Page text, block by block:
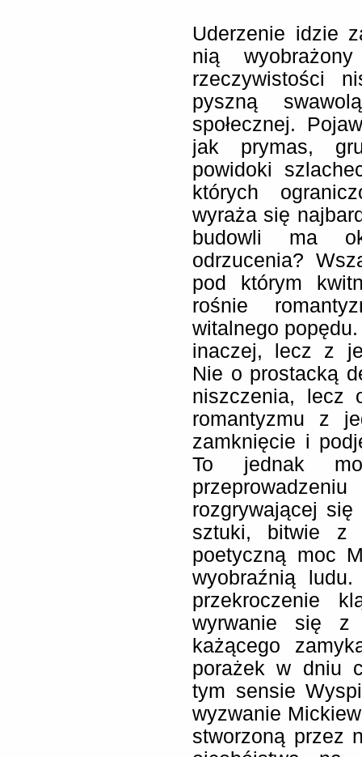
Uderzenie idzie
nią
rzeczywistości
pyszną
społecznej.
jak prymas,
powidoki
których
wyraża się
budowli ma
odrzucenia?
pod którym
rośnie
witalnego
inaczej, lecz z
Nie o prostacką
niszczenia, lecz
romantyzmu z
zamknięcie i
To jednak
rozgrywającej
sztuki, bitwie z
poetyczną moc
wyobraźnią
przekroczenie
wyrwanie się z
każącego
porażek w dniu
tym sensie
wyzwanie
stworzoną przez